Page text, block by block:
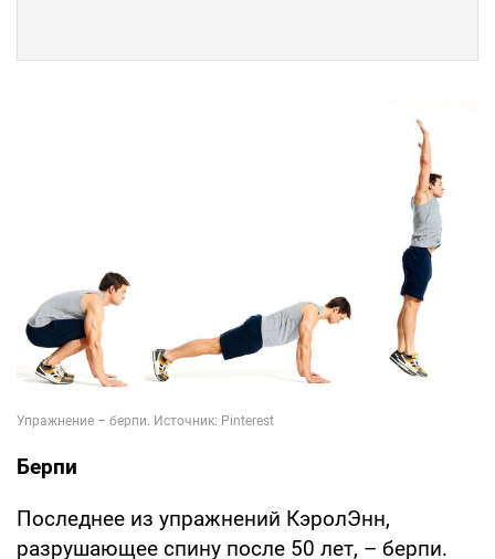
Берпи
Последнее из упражнений КэролЭнн,
разрушающее спину после 50 лет, – берпи.